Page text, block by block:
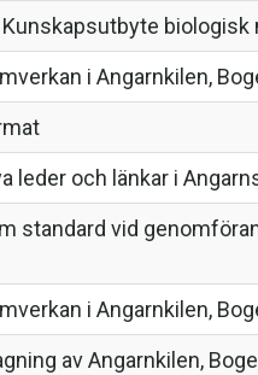
biologisk
i Angarnkilen,
leder och länkar i
standard vid
i Angarnkilen,
av Angarnkilen,